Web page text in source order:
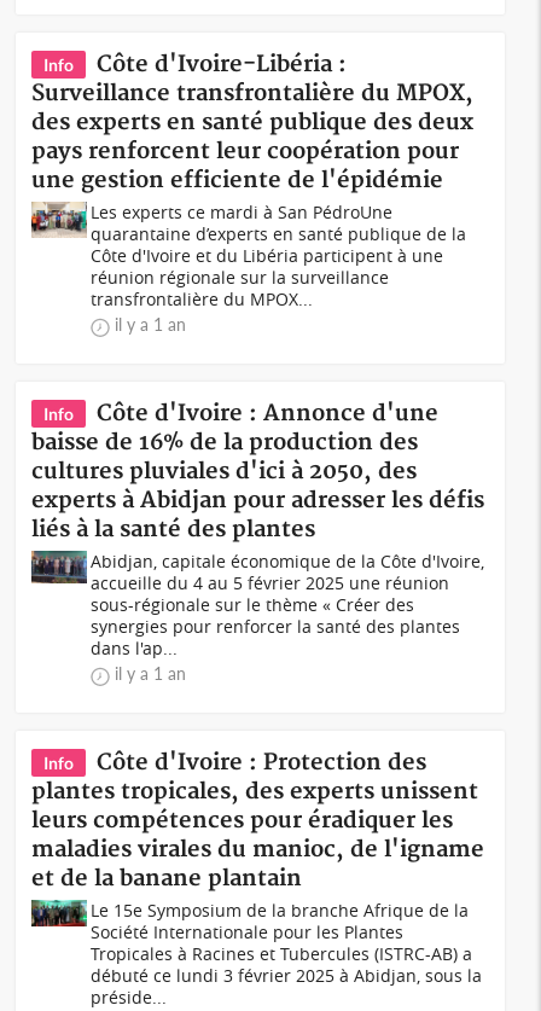
Info
Côte d'Ivoire-Libéria :
Surveillance transfrontalière du MPOX,
des experts en santé publique des deux
pays renforcent leur coopération pour
une gestion efficiente de l'épidémie
Les experts ce mardi à San PédroUne
quarantaine d’experts en santé publique de la
Côte d'Ivoire et du Libéria participent à une
réunion régionale sur la surveillance
transfrontalière du MPOX...
il y a 1 an
Info
Côte d'Ivoire : Annonce d'une
baisse de 16% de la production des
cultures pluviales d'ici à 2050, des
experts à Abidjan pour adresser les défis
liés à la santé des plantes
Abidjan, capitale économique de la Côte d'Ivoire,
accueille du 4 au 5 février 2025 une réunion
sous-régionale sur le thème « Créer des
synergies pour renforcer la santé des plantes
dans l'ap...
il y a 1 an
Info
Côte d'Ivoire : Protection des
plantes tropicales, des experts unissent
leurs compétences pour éradiquer les
maladies virales du manioc, de l'igname
et de la banane plantain
Le 15e Symposium de la branche Afrique de la
Société Internationale pour les Plantes
Tropicales à Racines et Tubercules (ISTRC-AB) a
débuté ce lundi 3 février 2025 à Abidjan, sous la
préside...